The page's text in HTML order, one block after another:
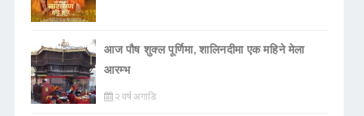
आज पौष शुक्ल पूर्णिमा, शालिनदीमा एक महिने मेला
आरम्भ
२ वर्ष अगाडि